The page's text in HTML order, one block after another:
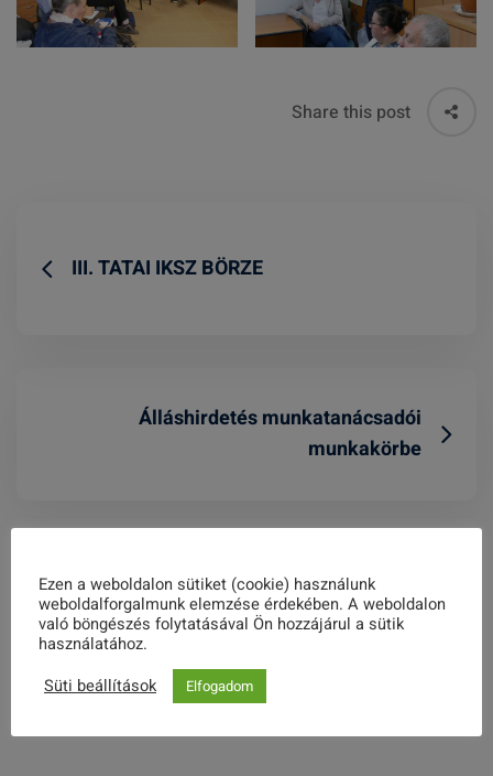
Share this post
III. TATAI IKSZ BÖRZE
Álláshirdetés munkatanácsadói
munkakörbe
Related Posts
Terhesiskola
2021. MÁRCIUS 02.
Ezen a weboldalon sütiket (cookie) használunk
weboldalforgalmunk elemzése érdekében. A weboldalon
való böngészés folytatásával Ön hozzájárul a sütik
használatához.
Süti beállítások
Elfogadom